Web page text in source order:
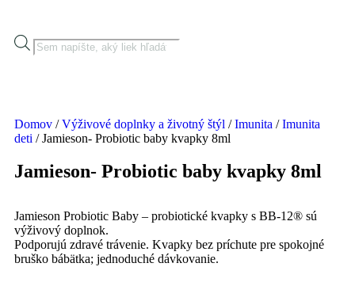
Domov /Výživové doplnky a životný štýl /Imunita /Imunita
deti / Jamieson- Probiotic baby kvapky 8ml
Jamieson- Probiotic baby kvapky 8ml
Jamieson Probiotic Baby – probiotické kvapky s BB-12® sú
výživový doplnok.
Podporujú zdravé trávenie. Kvapky bez príchute pre spokojné
bruško bábätka; jednoduché dávkovanie.